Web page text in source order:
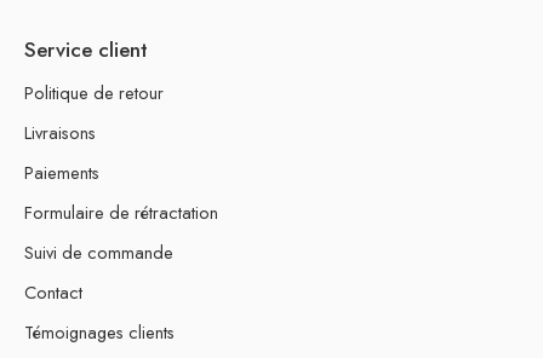
Service client
Politique de retour
Livraisons
Paiements
Formulaire de rétractation
Suivi de commande
Contact
Témoignages clients